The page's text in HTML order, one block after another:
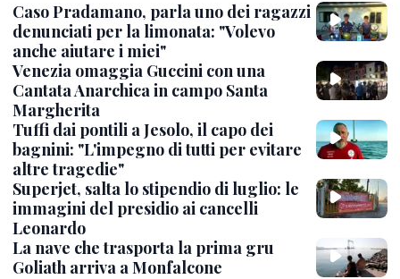
Caso Pradamano, parla uno dei ragazzi
denunciati per la limonata: "Volevo
anche aiutare i miei"
Venezia omaggia Guccini con una
Cantata Anarchica in campo Santa
Margherita
Tuffi dai pontili a Jesolo, il capo dei
bagnini: "L'impegno di tutti per evitare
altre tragedie"
Superjet, salta lo stipendio di luglio: le
immagini del presidio ai cancelli
Leonardo
La nave che trasporta la prima gru
Goliath arriva a Monfalcone